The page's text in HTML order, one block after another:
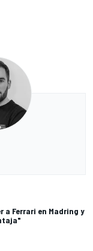
a Ferrari en Madring y